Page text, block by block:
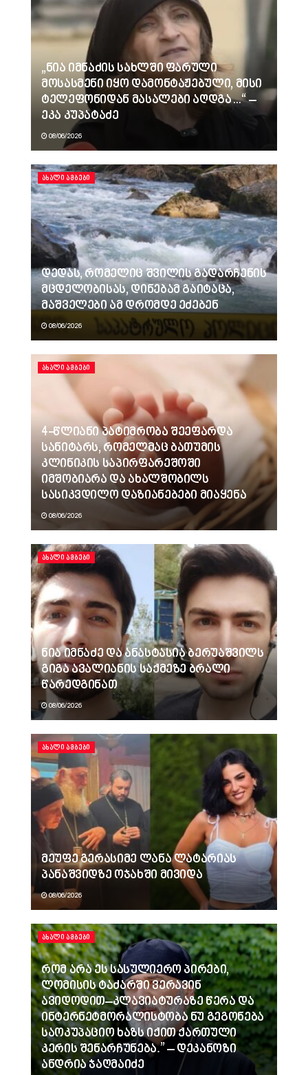
„ნია იმნაძის სახლში ფარული
მოსასმენი იყო დამონტაჟებული, მისი
ტელეფონიდან მასალები აღდგა…“ –
ეკა კუპატაძე
08/06/2026
ᲐᲮᲐᲚᲘ ᲐᲛᲑᲔᲑᲘ
დედას, რომელიც შვილის გადარჩენის
მცდელობისას, დინებამ გაიტაცა,
მაშველები ამ დრომდე ეძებენ
08/06/2026
ᲐᲮᲐᲚᲘ ᲐᲛᲑᲔᲑᲘ
4-წლიანი პატიმრობა შეეფარდა
სანიტარს, რომელმაც ბათუმის
კლინიკის საპირფარეშოში
იმშობიარა და ახალშობილს
სასიკვდილო დაზიანებები მიაყენა
08/06/2026
ᲐᲮᲐᲚᲘ ᲐᲛᲑᲔᲑᲘ
ნია იმნაძე და ანასტასია ბერუაშვილს
გიგა ავალიანის საქმეზე ბრალი
წარედგინათ
08/06/2026
ᲐᲮᲐᲚᲘ ᲐᲛᲑᲔᲑᲘ
მეუფე გერასიმე ლანა ლატარიას
პანაშვიდზე ოჯახში მივიდა
08/06/2026
ᲐᲮᲐᲚᲘ ᲐᲛᲑᲔᲑᲘ
რომ არა ეს სასულიერო პირები,
ლომისის ტაძარში ვერავინ
ავიდოდით–კლავიატურაზე წერა და
ინტერნეტმორალისტობა ნუ გეგონება
საოკუპაციო ხაზს იქით ქართული
კერის შენარჩუნება.” – დეკანოზი
ანდრია ჯაღმაიძე